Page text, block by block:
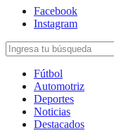
Facebook
Instagram
Fútbol
Automotriz
Deportes
Noticias
Destacados